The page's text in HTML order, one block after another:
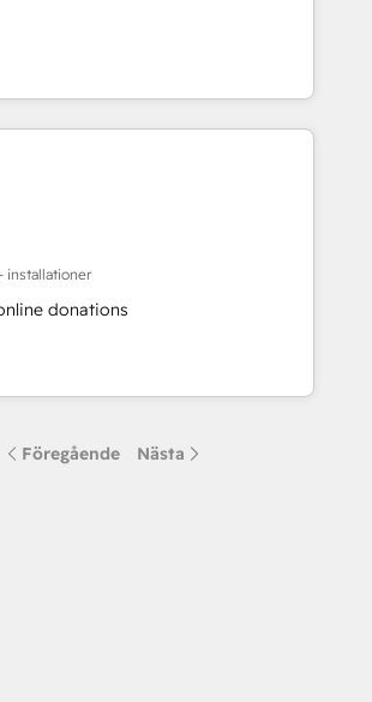
installationer
donations
Föregående Nästa